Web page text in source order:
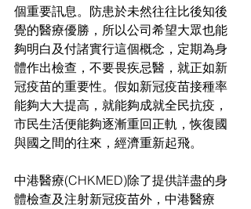
個重要訊息。防患於未然往往比後知後
覺的醫療優勝，所以公司希望大眾也能
夠明白及付諸實行這個概念，定期為身
體作出檢查，不要畏疾忌醫，就正如新
冠疫苗的重要性。假如新冠疫苗接種率
能夠大大提高，就能夠成就全民抗疫，
市民生活便能夠逐漸重回正軌，恢復國
與國之間的往來，經濟重新起飛。
中港醫療(CHKMED)除了提供詳盡的身
體檢查及注射新冠疫苗外，中港醫療